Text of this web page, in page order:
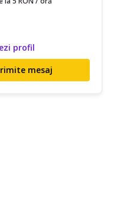
profil
mesaj